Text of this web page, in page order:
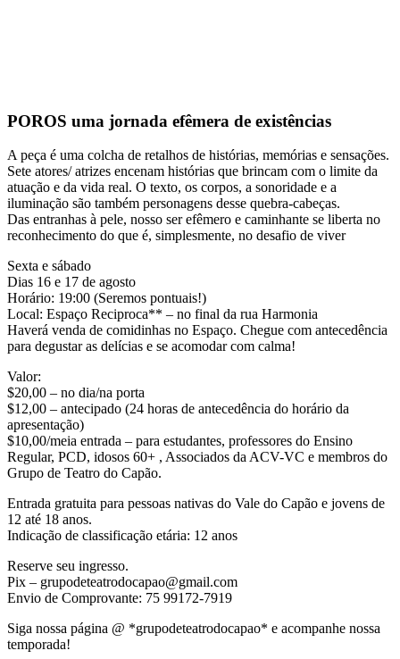
POROS uma jornada efêmera de existências
A peça é uma colcha de retalhos de histórias, memórias e sensações.
Sete atores/ atrizes encenam histórias que brincam com o limite da
atuação e da vida real. O texto, os corpos, a sonoridade e a
iluminação são também personagens desse quebra-cabeças.
Das entranhas à pele, nosso ser efêmero e caminhante se liberta no
reconhecimento do que é, simplesmente, no desafio de viver
Sexta e sábado
Dias 16 e 17 de agosto
Horário: 19:00 (Seremos pontuais!)
Local: Espaço Reciproca** – no final da rua Harmonia
Haverá venda de comidinhas no Espaço. Chegue com antecedência
para degustar as delícias e se acomodar com calma!
Valor:
$20,00 – no dia/na porta
$12,00 – antecipado (24 horas de antecedência do horário da
apresentação)
$10,00/meia entrada – para estudantes, professores do Ensino
Regular, PCD, idosos 60+ , Associados da ACV-VC e membros do
Grupo de Teatro do Capão.
Entrada gratuita para pessoas nativas do Vale do Capão e jovens de
12 até 18 anos.
Indicação de classificação etária: 12 anos
Reserve seu ingresso.
Pix – grupodeteatrodocapao@gmail.com
Envio de Comprovante: 75 99172-7919
Siga nossa página @ *grupodeteatrodocapao* e acompanhe nossa
temporada!